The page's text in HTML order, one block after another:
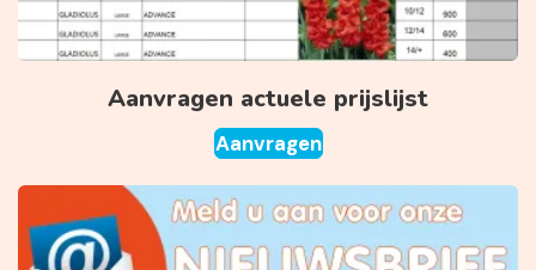
Aanvragen actuele prijslijst
Aanvragen